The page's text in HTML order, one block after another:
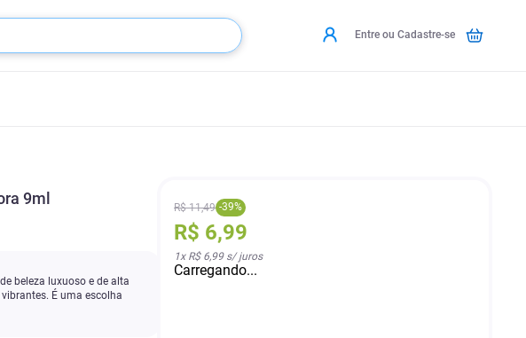
Entre ou Cadastre-se
9ml
beleza luxuoso e de alta
É uma escolha
R$ 11,49 -39%
R$ 6,99
1x R$ 6,99s/ juros
Carregando...